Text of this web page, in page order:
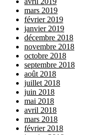
mars 2019
février 2019
janvier 2019
décembre 2018
novembre 2018
octobre 2018
septembre 2018
août 2018
juillet 2018
juin 2018
mai 2018
avril 2018
mars 2018
février 2018